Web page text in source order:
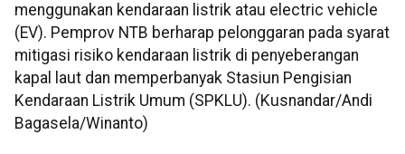
menggunakan kendaraan listrik atau electric vehicle
(EV). Pemprov NTB berharap pelonggaran pada syarat
mitigasi risiko kendaraan listrik di penyeberangan
kapal laut dan memperbanyak Stasiun Pengisian
Kendaraan Listrik Umum (SPKLU). (Kusnandar/Andi
Bagasela/Winanto)